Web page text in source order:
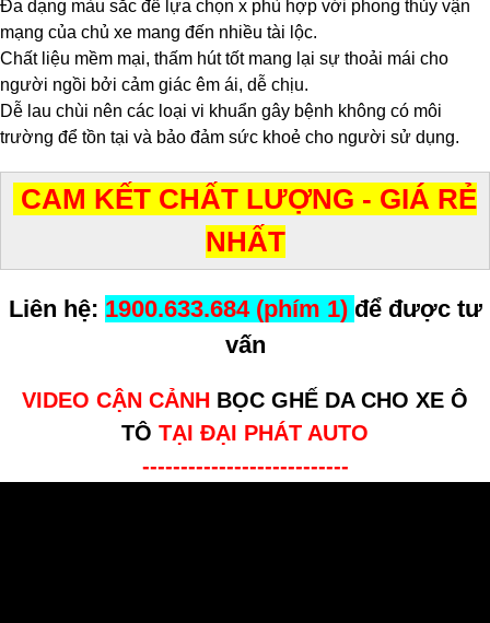
Đa dạng màu sắc để lựa chọn x phù hợp với phong thủy vận
mạng của chủ xe mang đến nhiều tài lộc.
Chất liệu mềm mại, thấm hút tốt mang lại sự thoải mái cho
người ngồi bởi cảm giác êm ái, dễ chịu.
Dễ lau chùi nên các loại vi khuẩn gây bệnh không có môi
trường để tồn tại và bảo đảm sức khoẻ cho người sử dụng.
CAM KẾT CHẤT LƯỢNG - GIÁ RẺ
NHẤT
Liên hệ: 1900.633.684 (phím 1) để được tư
vấn
VIDEO CẬN CẢNH BỌC GHẾ DA CHO XE Ô
TÔ TẠI ĐẠI PHÁT AUTO
---------------------------